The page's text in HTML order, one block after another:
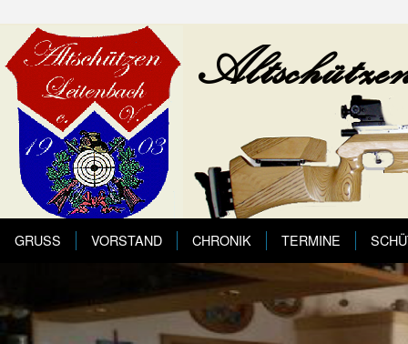
GRUSS VORSTAND CHRONIK TERMINE